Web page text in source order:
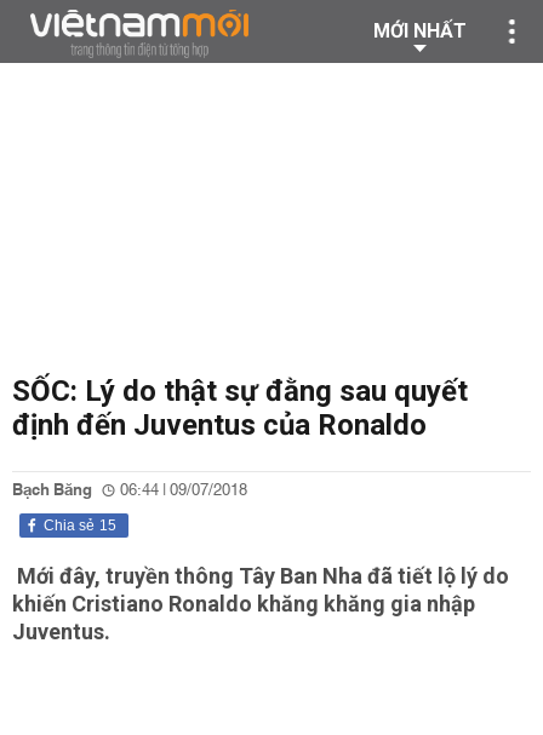
MỚI NHẤT
SỐC: Lý do thật sự đằng sau quyết
định đến Juventus của Ronaldo
Bạch Băng 06:44 | 09/07/2018
15
Chia sẻ
Mới đây, truyền thông Tây Ban Nha đã tiết lộ lý do
khiến Cristiano Ronaldo khăng khăng gia nhập
Juventus.